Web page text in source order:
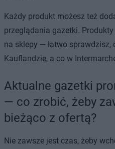
Każdy produkt możesz też
przeglądania gazetki.
na sklepy — łatwo sprawdzisz,
Kauflandzie, a co w
Aktualne gazetki
— co zrobić, żeby
bieżąco z ofertą?
Nie zawsze jest czas, żeby